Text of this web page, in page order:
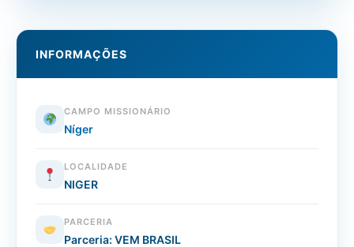
INFORMAÇÕES
CAMPO MISSIONÁRIO
Níger
LOCALIDADE
NIGER
PARCERIA
Parceria: VEM BRASIL